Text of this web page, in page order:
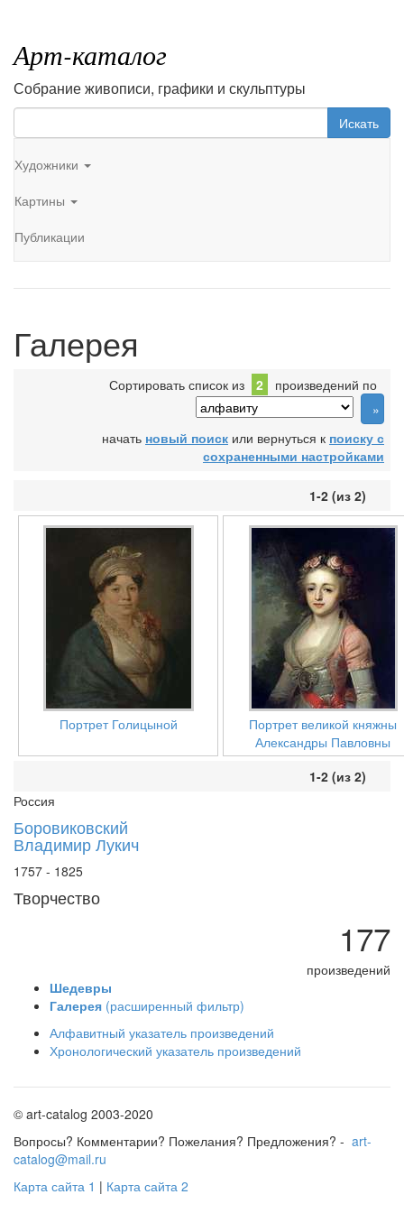
Арт-каталог
Собрание живописи, графики и скульптуры
Искать
Художники
Картины
Публикации
Галерея
Сортировать список из 2 произведений по
начать новый поиск или вернуться к поиску с
сохраненными настройками
1-2 (из 2)
Портрет Голицыной
Портрет великой княжны
Александры Павловны
1-2 (из 2)
Россия
Боровиковский
Владимир Лукич
1757 - 1825
Творчество
177
произведений
Шедевры
Галерея (расширенный фильтр)
Алфавитный указатель произведений
Хронологический указатель произведений
© art-catalog 2003-2020
Вопросы? Комментарии? Пожелания? Предложения? - art-
catalog@mail.ru
Карта сайта 1 | Карта сайта 2